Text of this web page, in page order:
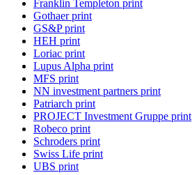
Franklin Templeton print
Gothaer print
GS&P print
HEH print
Loriac print
Lupus Alpha print
MFS print
NN investment partners print
Patriarch print
PROJECT Investment Gruppe print
Robeco print
Schroders print
Swiss Life print
UBS print